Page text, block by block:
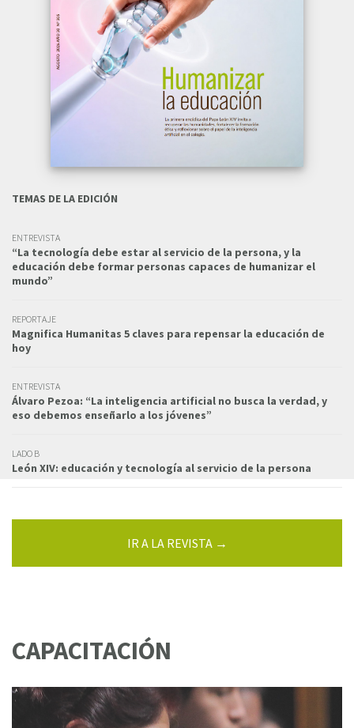
TEMAS DE LA EDICIÓN
ENTREVISTA
“La tecnología debe estar al servicio de la persona, y la
educación debe formar personas capaces de humanizar el
mundo”
REPORTAJE
Magnifica Humanitas 5 claves para repensar la educación de
hoy
ENTREVISTA
Álvaro Pezoa: “La inteligencia artificial no busca la verdad, y
eso debemos enseñarlo a los jóvenes”
LADO B
León XIV: educación y tecnología al servicio de la persona
IR A LA REVISTA →
CAPACITACIÓN